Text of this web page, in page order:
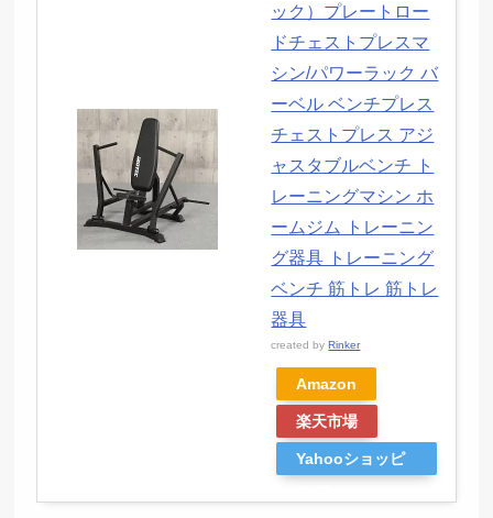
ック）プレートロー
ドチェストプレスマ
シン/パワーラック バ
ーベル ベンチプレス
チェストプレス アジ
ャスタブルベンチ ト
レーニングマシン ホ
ームジム トレーニン
グ器具 トレーニング
ベンチ 筋トレ 筋トレ
器具
created byRinker
Amazon
楽天市場
Yahooショッピ